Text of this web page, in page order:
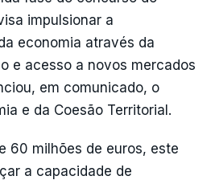
impulsionar a
economia através da
e acesso a novos mercados
em comunicado, o
e da Coesão Territorial.
60 milhões de euros, este
a capacidade de